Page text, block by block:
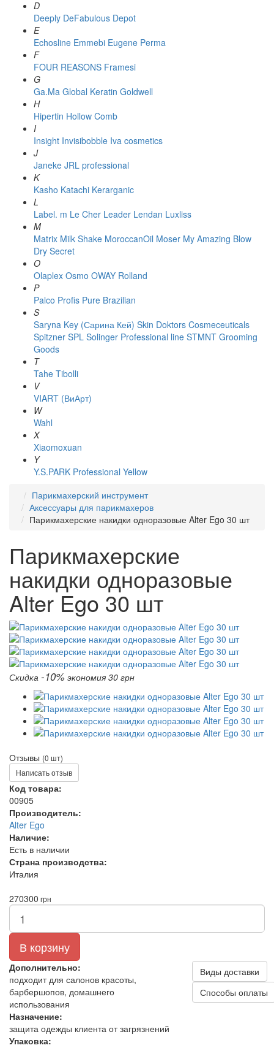
D
Deeply DeFabulous Depot
E
Echosline Emmebi Eugene Perma
F
FOUR REASONS Framesi
G
Ga.Ma Global Keratin Goldwell
H
Hipertin Hollow Comb
I
Insight Invisibobble Iva cosmetics
J
Janeke JRL professional
K
Kasho Katachi Kerarganic
L
Label. m Le Cher Leader Lendan Luxliss
M
Matrix Milk Shake MoroccanOil Moser My Amazing Blow
Dry Secret
O
Olaplex Osmo OWAY Rolland
P
Palco Profis Pure Brazilian
S
Saryna Key (Сарина Кей) Skin Doktors Cosmeceuticals
Spitzner SPL Solinger Professional line STMNT Grooming
Goods
T
Tahe Tibolli
V
VIART (ВиАрт)
W
Wahl
X
Xiaomoxuan
Y
Y.S.PARK Professional Yellow
Парикмахерский инструмент
Аксессуары для парикмахеров
Парикмахерские накидки одноразовые Alter Ego 30 шт
Парикмахерские
накидки одноразовые
Alter Ego 30 шт
Скидка -10% экономия 30 грн
Отзывы (0 шт)
Написать отзыв
Код товара:
00905
Производитель:
Alter Ego
Наличие:
Есть в наличии
Страна производства:
Италия
270300 грн
В корзину
Дополнительно:
подходит для салонов красоты,
барбершопов, домашнего
использования
Назначение:
защита одежды клиента от загрязнений
Упаковка:
Виды доставки
Способы оплаты